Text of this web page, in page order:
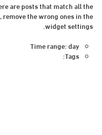
are posts that match all the
the wrong ones in the
widget settings.
Time range: day
Tags: